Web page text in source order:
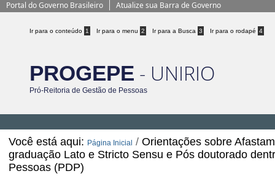
BRASIL
PROGEPE - UNIRIO
Você está aqui: Página Inicial /Orientações sobre
graduação Lato e Stricto Sensu e Pós doutorado
Pessoas (PDP)